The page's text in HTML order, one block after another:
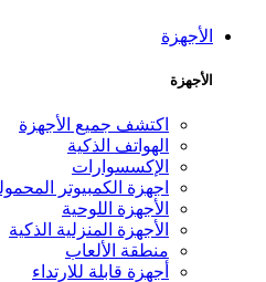
اكتشف جميع الأجهزة
الهواتف الذكية
الإكسسوارات
اجهزة الكمبيوتر المحمولة
الأجهزة اللوحية
الأجهزة المنزلية الذكية
منطقة الألعاب
أجهزة قابلة للارتداء